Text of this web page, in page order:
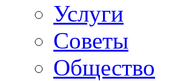
Услуги
Советы
Общество